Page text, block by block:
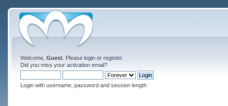
Welcome, Guest. Please loginor register.
Did you miss your activation email?
Login with username, password and session length